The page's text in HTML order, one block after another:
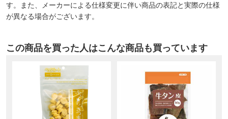
す。また、メーカーによる仕様変更に伴い商品の表記と実際の仕様
が異なる場合がございます。
この商品を買った人はこんな商品も買っています